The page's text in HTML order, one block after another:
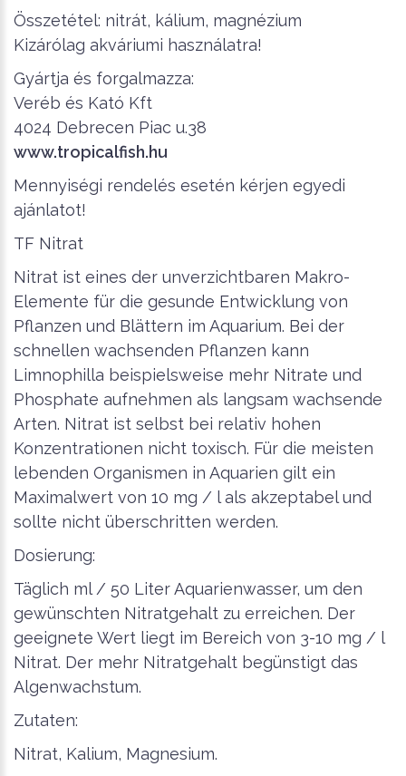
Összetétel: nitrát, kálium, magnézium
Kizárólag akváriumi használatra!
Gyártja és forgalmazza:
Veréb és Kató Kft
4024 Debrecen Piac u.38
www.tropicalfish.hu
Mennyiségi rendelés esetén kérjen egyedi
ajánlatot!
TF Nitrat
Nitrat ist eines der unverzichtbaren Makro-
Elemente für die gesunde Entwicklung von
Pflanzen und Blättern im Aquarium. Bei der
schnellen wachsenden Pflanzen kann
Limnophilla beispielsweise mehr Nitrate und
Phosphate aufnehmen als langsam wachsende
Arten. Nitrat ist selbst bei relativ hohen
Konzentrationen nicht toxisch. Für die meisten
lebenden Organismen in Aquarien gilt ein
Maximalwert von 10 mg / l als akzeptabel und
sollte nicht überschritten werden.
Dosierung:
Täglich ml / 50 Liter Aquarienwasser, um den
gewünschten Nitratgehalt zu erreichen. Der
geeignete Wert liegt im Bereich von 3-10 mg / l
Nitrat. Der mehr Nitratgehalt begünstigt das
Algenwachstum.
Zutaten:
Nitrat, Kalium, Magnesium.